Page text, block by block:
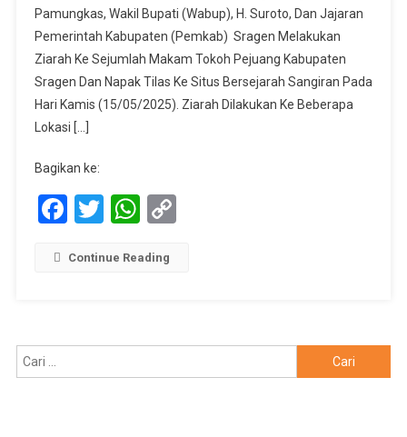
Napak
Tilas
Sejarah,
Warnai
Pamungkas, Wakil Bupati (Wabup), H. Suroto, Dan Jajaran
Pemerintah Kabupaten (Pemkab) Sragen Melakukan
Ziarah Ke Sejumlah Makam Tokoh Pejuang Kabupaten
Sragen Dan Napak Tilas Ke Situs Bersejarah Sangiran Pada
Hari Kamis (15/05/2025). Ziarah Dilakukan Ke Beberapa
Lokasi […]
Bagikan ke:
Facebook
TwitterWhatsApp
Copy
Continue Reading
untuk: